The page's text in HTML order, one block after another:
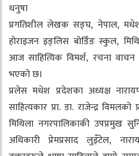
धनुषा
प्रगतिशील लेखक सङ्घ, नेपाल,
होराइजन इङ्लिस बोर्डिङ स्कुल,
आज साहित्यिक विमर्श, रचना वाचन
भएको छ।
प्रलेस मधेश प्रदेशका अध्यक्ष
साहित्यकार प्रा. डा. राजेन्द्र
मिथिला नगरपालिकाकी उपप्रमुख
अधिकारी प्रेमप्रसाद लुइँटेल,